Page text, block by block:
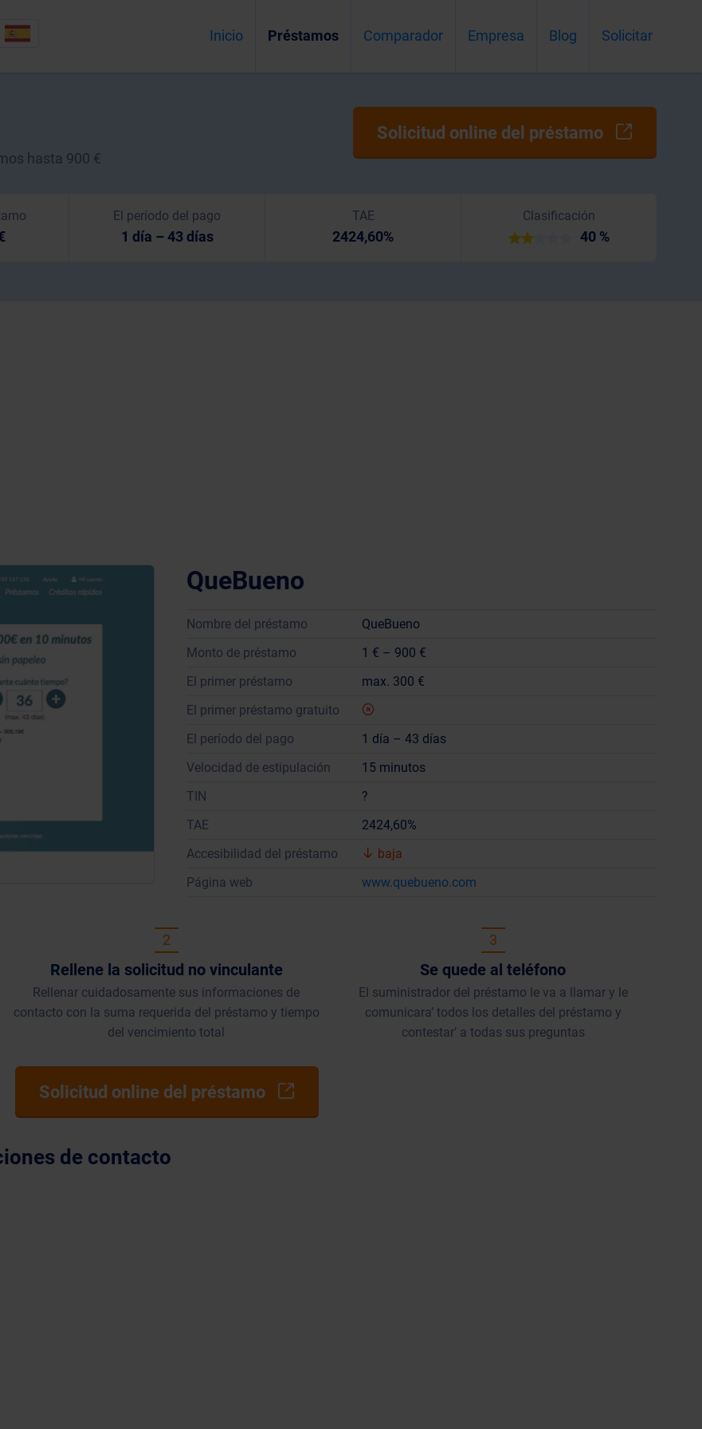
Inicio Préstamos Comparador Empresa Blog Solicitar
hasta 900 €
El período del pago
1 día – 43 días
TAE
2424,60%
Clasificación
40 %
Solicitud online del préstamo
QueBueno
Nombre del préstamo
QueBueno
Monto de préstamo
1 € – 900 €
El primer préstamo
max. 300 €
El primer préstamo gratuito
El período del pago
1 día – 43 días
Velocidad de estipulación
15 minutos
TIN
?
TAE
2424,60%
Accesibilidad del préstamo
baja
Página web
www.quebueno.com
2
Rellene la solicitud no vinculante
Rellenar cuidadosamente sus informaciones de
contacto con la suma requerida del préstamo y tiempo
del vencimiento total
3
Se quede al teléfono
El suministrador del préstamo le va a llamar y le
comunicara’ todos los detalles del préstamo y
contestar’ a todas sus preguntas
Solicitud online del préstamo
de contacto